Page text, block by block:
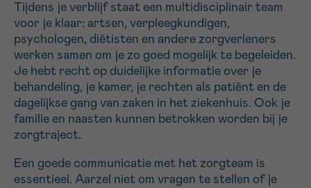
Tijdens je verblijf staat een multidisciplinair team
voor je klaar: artsen, verpleegkundigen,
psychologen, diëtisten en andere zorgverleners
werken samen om je zo goed mogelijk te begeleiden.
Je hebt recht op duidelijke informatie over je
behandeling, je kamer, je rechten als patiënt en de
dagelijkse gang van zaken in het ziekenhuis. Ook je
familie en naasten kunnen betrokken worden bij je
zorgtraject.
Een goede communicatie met het zorgteam is
essentieel. Aarzel niet om vragen te stellen of je
MIJN VRAAG
Ja, stuur mij de nieuwsbrief
Ik aanvaard de